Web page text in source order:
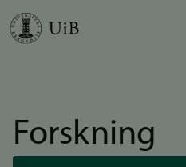
Hopp
Forskning